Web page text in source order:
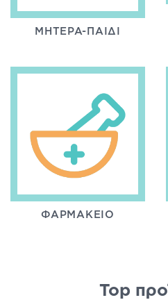
ΜΗΤΈΡΑ-ΠΑΙΔΊ
ΦΑΡΜΑΚΕΊΟ
Top